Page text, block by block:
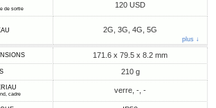
de sortie 120 USD
2G, 3G, 4G, 5G
plus ↓
171.6 x 79.5 x 8.2 mm
210 g
cadre verre, -, -